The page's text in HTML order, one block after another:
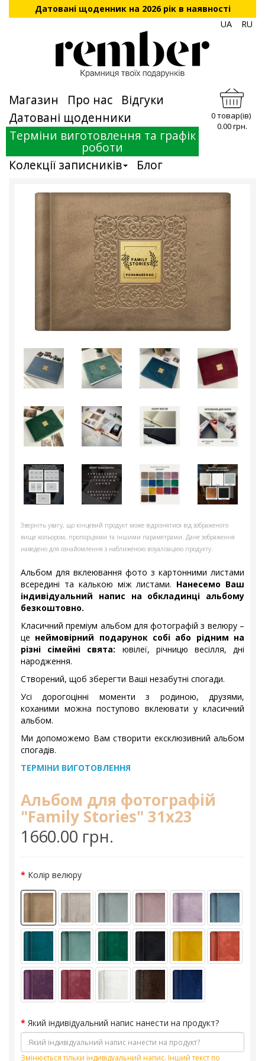
Датовані щоденник на 2026 рік в наявності
UA
RU
Магазин Про нас
Відгуки
Датовані щоденники
Терміни виготовлення та графік
роботи
Колекції записників
Блог
0 товар(ів)
0.00 грн.
Зверніть увагу, що кінцевий продукт може відрізнятися від зображеного
вище кольором, пропорціями та іншими параметрами. Дане зображення
наведено для ознайомлення з наближеною візуалізацією продукту.
Альбом для вклеювання фото з картонними листами
всередині та калькою між листами. Нанесемо Ваш
індивідуальний напис на обкладинці альбому
безкоштовно.
Класичний преміум альбом для фотографій з велюру –
це неймовірний подарунок собі або рідним на
різні сімейні свята: ювілеї, річницю весілля, дні
народження.
Створений, щоб зберегти Ваші незабутні спогади.
Усі дорогоцінні моменти з родиною, друзями,
коханими можна поступово вклеювати у класичний
альбом.
Ми допоможемо Вам створити ексклюзивний альбом
спогадів.
ТЕРМІНИ ВИГОТОВЛЕННЯ
Альбом для фотографій
"Family Stories" 31х23
1660.00 грн.
Колір велюру
Який індивідуальний напис нанести на продукт?
Змінюється тільки індивідуальний напис. Інший текст по